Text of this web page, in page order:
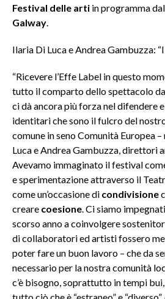
Festival delle arti in programma
Galway.
Ilaria Di Luca e Andrea Gambuzza:
“Ricevere l’Effe Label in questo
tutto il comparto dello spettacolo
ci dà ancora più forza nel difendere
identitari che sono il fulcro del
comune in seno Comunità Europea
Luca e Andrea Gambuzza, direttori
Avevamo immaginato il festival
e sperimentazione attraverso il
come un’occasione di condivisione
creare coesione. Ci siamo
scorso anno a coinvolgere
di collaboratori ed artisti fossero
poter fare un buon lavoro – che da
necessario per la nostra comunità
c’è bisogno, soprattutto in tempi